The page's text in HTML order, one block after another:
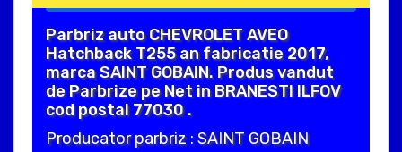
Parbriz auto CHEVROLET AVEO
Hatchback T255 an fabricatie 2017,
marca SAINT GOBAIN. Produs vandut
de Parbrize pe Net in BRANESTI ILFOV
cod postal 77030 .
Producator parbriz : SAINT GOBAIN